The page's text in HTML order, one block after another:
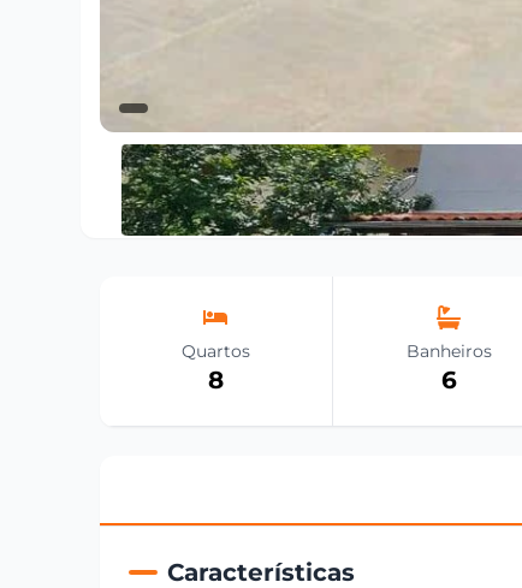
Quartos
8
Banheiros
6
Características